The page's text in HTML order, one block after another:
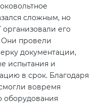
сложным, но
его
Они провели
документации,
испытания и
в срок. Благодаря
вовремя
оборудования